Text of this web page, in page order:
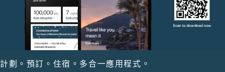
計劃。預訂。住宿。多合一應用程式。